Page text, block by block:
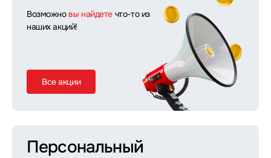
Возможно вы найдете что-то из
наших акций!
Все акции
Персональный